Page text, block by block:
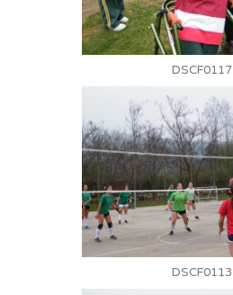
DSCF0117
DSCF0113